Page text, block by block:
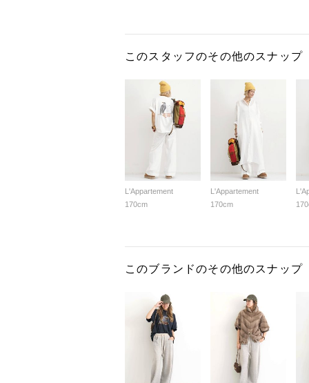
このスタッフのその他のスナップ
L'Appartement
170cm
L'Appartement
170cm
このブランドのその他のスナップ